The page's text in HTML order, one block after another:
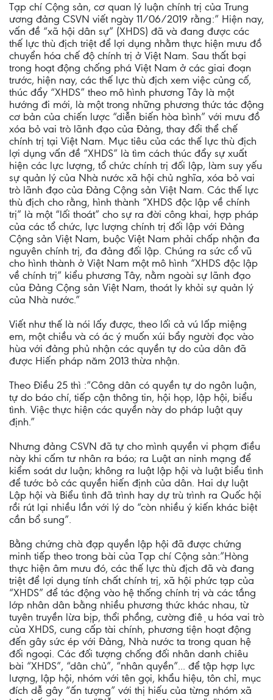
Tạp chí Cộng sản, cơ quan lý luận chính trị của Trung
ương đảng CSVN viết ngày 11/06/2019 rằng:” Hiện nay,
vấn đề “xã hội dân sự” (XHDS) đã và đang được các
thế lực thù địch triệt để lợi dụng nhằm thực hiện mưu đồ
chuyển hóa chế độ chính trị ở Việt Nam. Sau thất bại
trong hoạt động chống phá Việt Nam ở các giai đoạn
trước, hiện nay, các thế lực thù địch xem việc củng cố,
thúc đẩy “XHDS” theo mô hình phương Tây là một
hướng đi mới, là một trong những phương thức tác động
cơ bản của chiến lược “diễn biến hòa bình” với mưu đồ
xóa bỏ vai trò lãnh đạo của Đảng, thay đổi thể chế
chính trị tại Việt Nam. Mục tiêu của các thế lực thù địch
lợi dụng vấn đề “XHDS” là tìm cách thúc đẩy sự xuất
hiện các lực lượng, tổ chức chính trị đối lập, làm suy yếu
sự quản lý của Nhà nước xã hội chủ nghĩa, xóa bỏ vai
trò lãnh đạo của Đảng Cộng sản Việt Nam. Các thế lực
thù địch cho rằng, hình thành “XHDS độc lập về chính
trị” là một “lối thoát” cho sự ra đời công khai, hợp pháp
của các tổ chức, lực lượng chính trị đối lập với Đảng
Cộng sản Việt Nam, buộc Việt Nam phải chấp nhận đa
nguyên chính trị, đa đảng đối lập. Chúng ra sức cổ vũ
cho hình thành ở Việt Nam một mô hình “XHDS độc lập
về chính trị” kiểu phương Tây, nằm ngoài sự lãnh đạo
của Đảng Cộng sản Việt Nam, thoát ly khỏi sự quản lý
của Nhà nước.”
Viết như thế là nói lấy được, theo lối cả vú lấp miệng
em, một chiều và có ác ý muốn xúi bẩy người đọc vào
hùa với đảng phủ nhận các quyền tự do của dân đã
được Hiến pháp năm 2013 thừa nhận.
Theo Điều 25 thì :”Công dân có quyền tự do ngôn luận,
tự do báo chí, tiếp cận thông tin, hội họp, lập hội, biểu
tình. Việc thực hiện các quyền này do pháp luật quy
định.”
Nhưng đảng CSVN đã tự cho mình quyền vi phạm điều
này khi cấm tư nhân ra báo; ra Luật an ninh mạng để
kiểm soát dư luận; không ra luật lập hội và luật biểu tình
để tước bỏ các quyền hiến định của dân. Hai dự luật
Lập hội và Biểu tình đã trình hay dự trù trình ra Quốc hội
rồi rút lại nhiều lần với lý do “còn nhiều ý kiến khác biệt
cần bổ sung”.
Bằng chứng chà đạp quyền lập hội đã được chứng
minh tiếp theo trong bài của Tạp chí Cộng sản:”Hòng
thực hiện âm mưu đó, các thế lực thù địch đã và đang
triệt để lợi dụng tính chất chính trị, xã hội phức tạp của
“XHDS” để tác động vào hệ thống chính trị và các tầng
lớp nhân dân bằng nhiều phương thức khác nhau, từ
tuyên truyền lừa bịp, thổi phồng, cường điệu hóa vai trò
của XHDS, cung cấp tài chính, phương tiện hoạt động
đến gây sức ép với Đảng, Nhà nước ta trong quan hệ
đối ngoại. Các đối tượng chống đối nhân danh chiêu
bài “XHDS”, “dân chủ”, “nhân quyền”... để tập hợp lực
lượng, lập hội, nhóm với tên gọi, khẩu hiệu, tôn chỉ, mục
đích dễ gây “ấn tượng” với thị hiếu của từng nhóm xã